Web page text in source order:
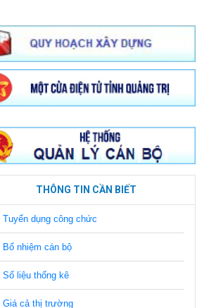
THÔNG TIN CẦN BIẾT
Tuyển dụng công chức
Bổ nhiệm cán bộ
Số liệu thống kê
Giá cả thị trường